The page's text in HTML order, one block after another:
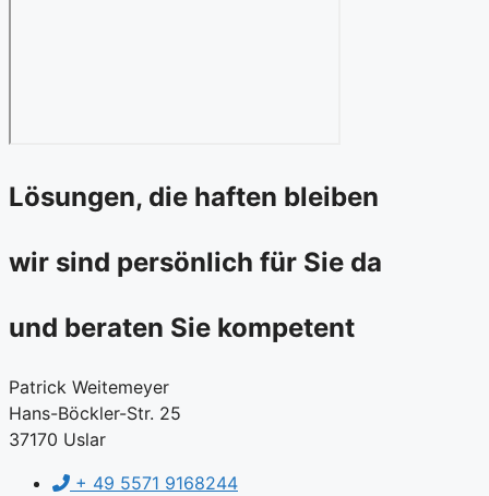
Lösungen, die haften bleiben
wir sind persönlich für Sie da
und beraten Sie kompetent
Patrick Weitemeyer
Hans-Böckler-Str. 25
37170 Uslar
+ 49 5571 9168244